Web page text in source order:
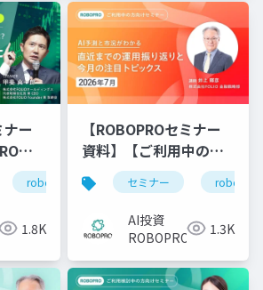
ナー
特
ルデ
産残
続け
AI投
robopro roboproセミナー
1.8K
【ROBOPROセミナー
資料】【ご利用中の方
向け】2026年7月 AI予
測と市況がわかる 直
近までの運用振り返り
と今月の注目トピック
ス
セミナー robopro
AI投資
ROBOPRO
1.3K